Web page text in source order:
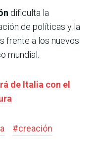
dificulta la
de políticas y la
frente a los nuevos
mundial.
de Italia con el
#creación